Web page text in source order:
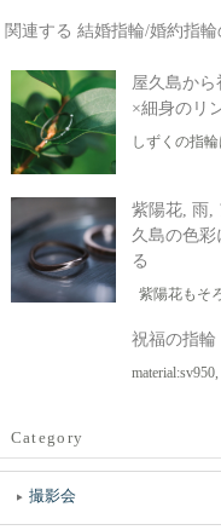
関連する 結婚指輪/婚約指
屋久島か
×細身のリ
しずくの指輪
紫陽花, 雨,
久島の色
る
紫陽花もそ
祝福の指
Category
撮影会